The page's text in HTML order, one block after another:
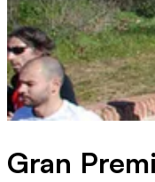
Gran